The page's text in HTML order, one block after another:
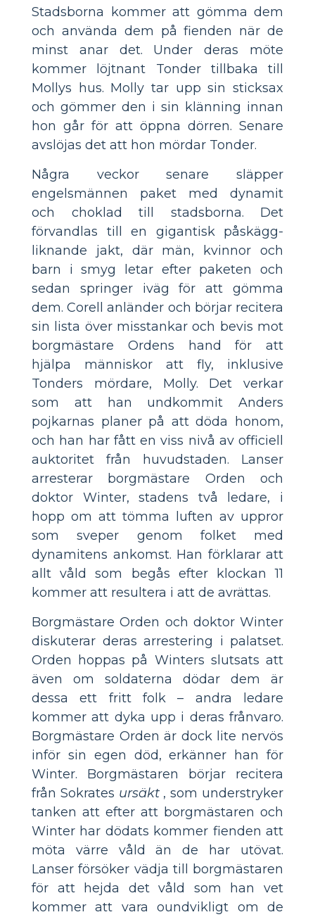
Stadsborna kommer att gömma dem
och använda dem på fienden när de
minst anar det. Under deras möte
kommer löjtnant Tonder tillbaka till
Mollys hus. Molly tar upp sin sticksax
och gömmer den i sin klänning innan
hon går för att öppna dörren. Senare
avslöjas det att hon mördar Tonder.
Några veckor senare släpper
engelsmännen paket med dynamit
och choklad till stadsborna. Det
förvandlas till en gigantisk påskägg-
liknande jakt, där män, kvinnor och
barn i smyg letar efter paketen och
sedan springer iväg för att gömma
dem. Corell anländer och börjar recitera
sin lista över misstankar och bevis mot
borgmästare Ordens hand för att
hjälpa människor att fly, inklusive
Tonders mördare, Molly. Det verkar
som att han undkommit Anders
pojkarnas planer på att döda honom,
och han har fått en viss nivå av officiell
auktoritet från huvudstaden. Lanser
arresterar borgmästare Orden och
doktor Winter, stadens två ledare, i
hopp om att tömma luften av uppror
som sveper genom folket med
dynamitens ankomst. Han förklarar att
allt våld som begås efter klockan 11
kommer att resultera i att de avrättas.
Borgmästare Orden och doktor Winter
diskuterar deras arrestering i palatset.
Orden hoppas på Winters slutsats att
även om soldaterna dödar dem är
dessa ett fritt folk – andra ledare
kommer att dyka upp i deras frånvaro.
Borgmästare Orden är dock lite nervös
inför sin egen död, erkänner han för
Winter. Borgmästaren börjar recitera
från Sokrates ursäkt, som understryker
tanken att efter att borgmästaren och
Winter har dödats kommer fienden att
möta värre våld än de har utövat.
Lanser försöker vädja till borgmästaren
för att hejda det våld som han vet
kommer att vara oundvikligt om de